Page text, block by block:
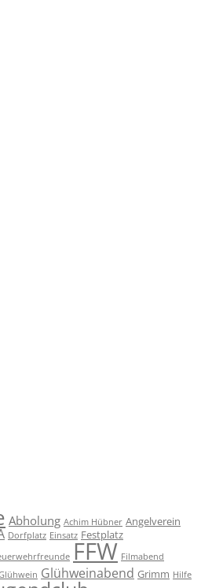
Abholung Achim Hübner Angelverein
Dorfplatz Einsatz Festplatz
FFW Filmabend
Glühweinabend Grimm Hilfe